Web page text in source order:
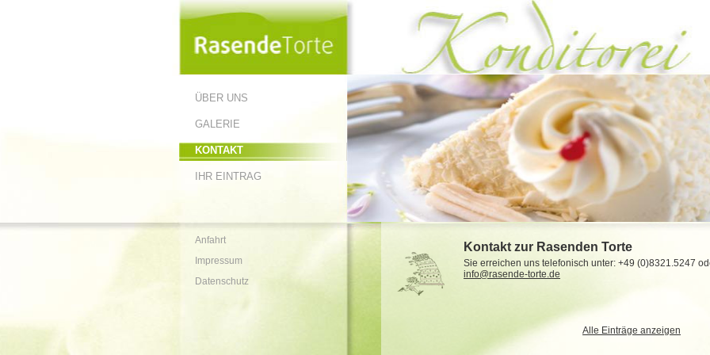
ÜBER UNS
GALERIE
KONTAKT
IHR EINTRAG
Anfahrt
Impressum
Datenschutz
Kontakt zur Rasenden Torte
Sie erreichen uns telefonisch unter: +49 (0)8321.5247
info@rasende-torte.de
Alle Einträge anzeigen